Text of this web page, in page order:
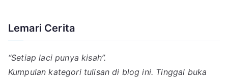
Lemari Cerita
“Setiap laci punya kisah”.
Kumpulan kategori tulisan di blog ini. Tinggal buka